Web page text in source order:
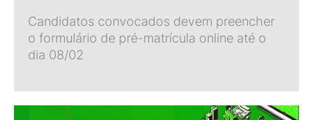
Candidatos convocados devem preencher
o formulário de pré-matrícula online até o
dia 08/02